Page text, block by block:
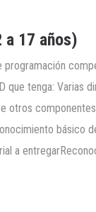
a 17 años)
programación
que tenga: Varias
otros
básico
a